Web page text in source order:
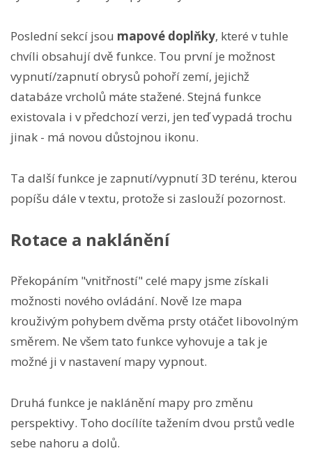
Poslední sekcí jsou mapové doplňky, které v tuhle
chvíli obsahují dvě funkce. Tou první je možnost
vypnutí/zapnutí obrysů pohoří zemí, jejichž
databáze vrcholů máte stažené. Stejná funkce
existovala i v předchozí verzi, jen teď vypadá trochu
jinak - má novou důstojnou ikonu.
Ta další funkce je zapnutí/vypnutí 3D terénu, kterou
popíšu dále v textu, protože si zaslouží pozornost.
Rotace a naklánění
Překopáním "vnitřností" celé mapy jsme získali
možnosti nového ovládání. Nově lze mapa
krouživým pohybem dvěma prsty otáčet libovolným
směrem. Ne všem tato funkce vyhovuje a tak je
možné ji v nastavení mapy vypnout.
Druhá funkce je naklánění mapy pro změnu
perspektivy. Toho docílíte tažením dvou prstů vedle
sebe nahoru a dolů.